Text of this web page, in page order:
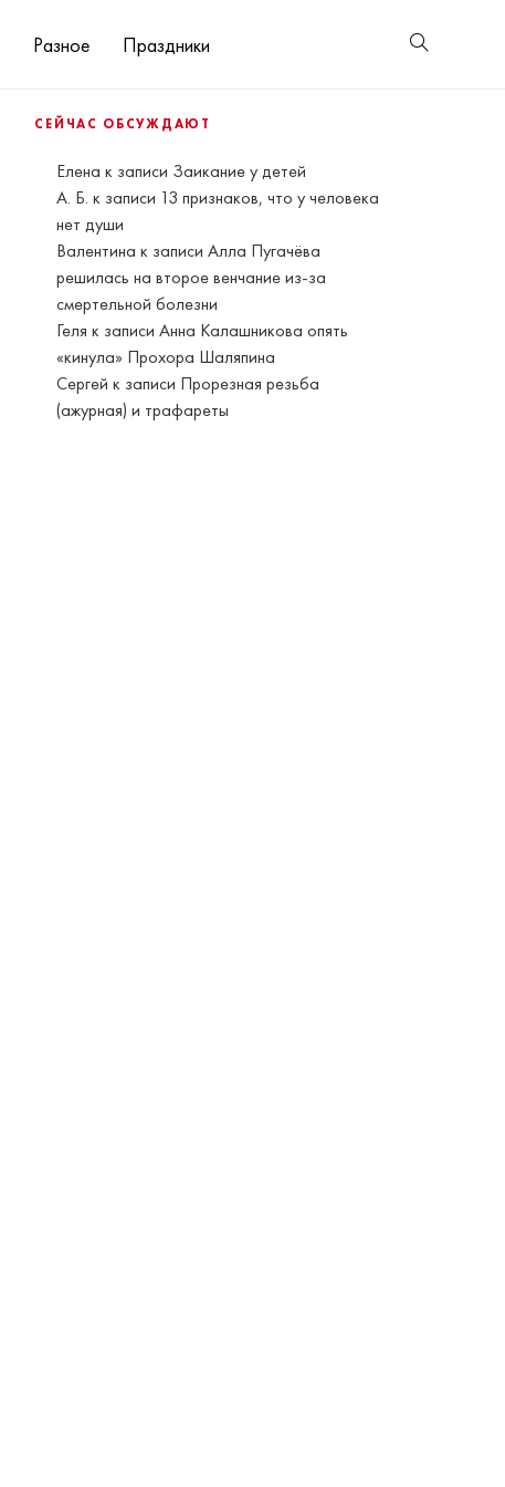
Разное Праздники
СЕЙЧАС ОБСУЖДАЮТ
Елена к записи Заикание у детей
А. Б. к записи 13 признаков, что у человека
нет души
Валентина к записиАлла Пугачёва
решилась на второе венчание из-за
смертельной болезни
Геля к записиАнна Калашникова опять
«кинула» Прохора Шаляпина
Сергей к записи Прорезная резьба
(ажурная) и трафареты